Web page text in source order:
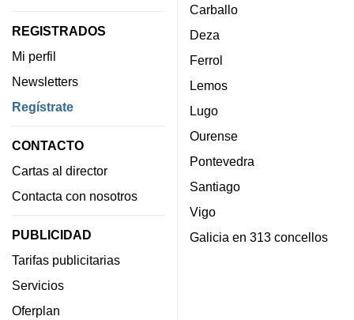
REGISTRADOS
Mi perfil
Newsletters
Regístrate
CONTACTO
Cartas al director
Contacta con nosotros
PUBLICIDAD
Tarifas publicitarias
Servicios
Oferplan
Carballo
Deza
Ferrol
Lemos
Lugo
Ourense
Pontevedra
Santiago
Vigo
Galicia en 313 concellos